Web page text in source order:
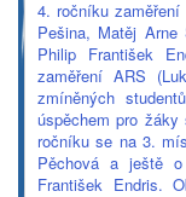
4. ročníku
Pešina, Matěj Arne
Philip František
zaměření ARS
zmíněných
úspěchem pro
ročníku se na 3.
Pěchová a ještě
František Endris.